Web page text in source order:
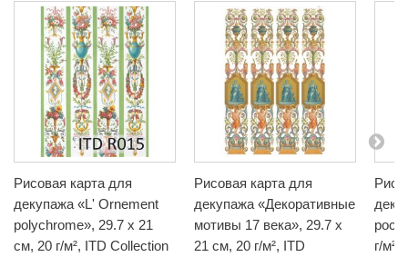
Рисовая карта для
декупажа «Lʹ Ornement
polychrome», 29.7 x 21
см, 20 г/м², ITD Collection
Рисовая карта для
декупажа «Декоративные
мотивы 17 века», 29.7 x
21 см, 20 г/м², ITD
г/м²,